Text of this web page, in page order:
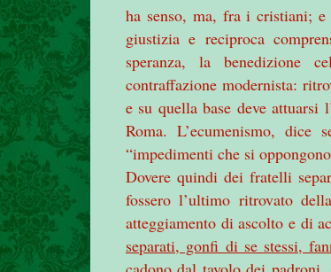
ha senso, ma, fra i cristiani; e
giustizia e reciproca
speranza, la benedizione
contraffazione modernista:
e su quella base deve
Roma. L’ecumenismo, dice
“impedimenti che si
Dovere quindi dei fratelli
fossero l’ultimo ritrovato
atteggiamento di ascolto e di
separati, gonfi di se stessi,